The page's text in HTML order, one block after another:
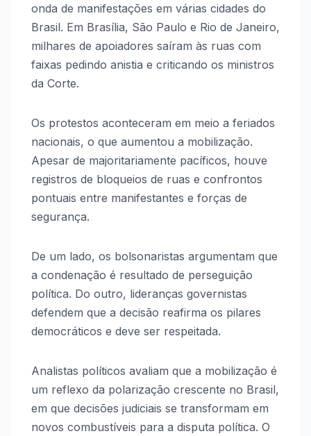
onda de manifestações em várias cidades do
Brasil. Em Brasília, São Paulo e Rio de Janeiro,
milhares de apoiadores saíram às ruas com
faixas pedindo anistia e criticando os ministros
da Corte.
Os protestos aconteceram em meio a feriados
nacionais, o que aumentou a mobilização.
Apesar de majoritariamente pacíficos, houve
registros de bloqueios de ruas e confrontos
pontuais entre manifestantes e forças de
segurança.
De um lado, os bolsonaristas argumentam que
a condenação é resultado de perseguição
política. Do outro, lideranças governistas
defendem que a decisão reafirma os pilares
democráticos e deve ser respeitada.
Analistas políticos avaliam que a mobilização é
um reflexo da polarização crescente no Brasil,
em que decisões judiciais se transformam em
novos combustíveis para a disputa política. O